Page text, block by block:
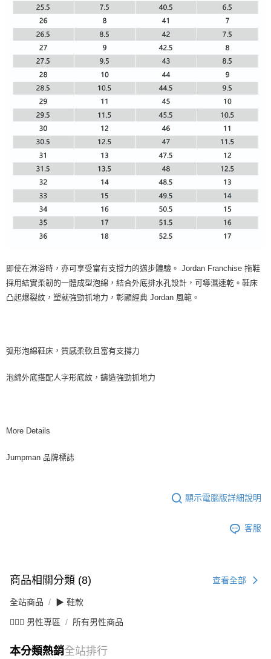
即使在淋浴時，亦可享受富有支撐力的邁步體驗。 Jordan Franchise 拖鞋
採用結實柔韌的一體成型泡綿，結合外底排水孔設計，可導濕速乾。鞋床
凸起爆裂紋，塑就強勁抓地力，彰顯經典 Jordan 風範。
弧形泡綿鞋床，質感柔軟且富有支撐力
泡綿外底搭配人字形底紋，鑄造強勁抓地力
More Details
Jumpman 品牌標誌
顯示電腦版詳細說明
客服
商品相關分類 (8) 查看全部
全站商品 ▶ 鞋款
💁🏻‍♂️ 男性專區 所有男性商品
本分類熱銷全站排行